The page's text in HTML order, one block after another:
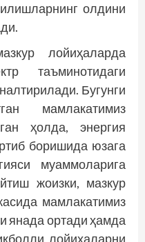
олдини
лойиҳаларда
таъминотидаги
Бугунги
мамлакатимиз
ҳолда, энергия
боришида юзага
муаммоларига
жоизки, мазкур
мамлакатимиз
янада ортади ҳамда
лойиҳаларни